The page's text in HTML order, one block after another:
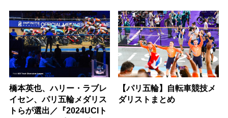
橋本英也、ハリー・ラブレ
イセン、パリ五輪メダリス
トらが選出／『2024UCIト
【パリ五輪】自転車競技メ
ダリストまとめ